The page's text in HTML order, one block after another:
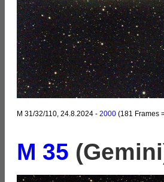
M 31/32/110, 24.8.2024 - 2000 (181 Frames
M 35